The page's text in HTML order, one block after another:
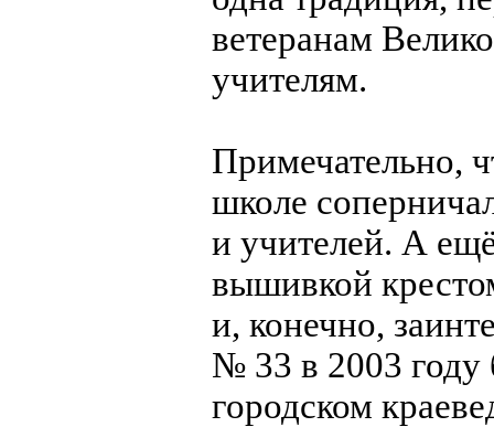
ветеранам
учителям.
Примечательно,
школе
и учителей. А ещё
вышивкой
и, конечно,
№ 33 в 2003 году
городском